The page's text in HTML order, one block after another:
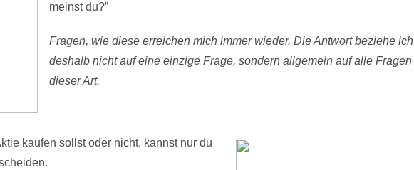
meinst du?”
Fragen, wie diese erreichen mich immer wieder. Die Antwort beziehe ich
deshalb nicht auf eine einzige Frage, sondern allgemein auf alle Fragen
dieser Art.
kaufen sollst oder nicht, kannst nur du